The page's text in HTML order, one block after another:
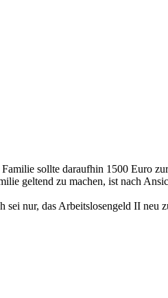
sollte daraufhin 1500 Euro
geltend zu machen, ist nach
nur, das Arbeitslosengeld II neu